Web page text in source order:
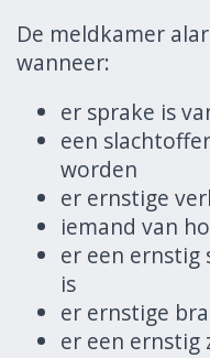
De meldkamer
wanneer:
er sprake is
een
worden
er ernstige
iemand van
er een ernstig
is
er ernstige
er een ernstig